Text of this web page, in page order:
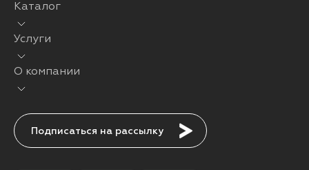
Каталог
Услуги
О компании
Подписаться